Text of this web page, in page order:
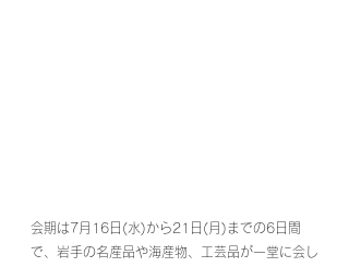
会期は7月16日(水)から21日(月)までの6日間
で、岩手の名産品や海産物、工芸品が一堂に会し